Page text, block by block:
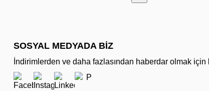
SOSYAL MEDYADA BİZ
İndirimlerden ve daha fazlasından haberdar olmak için